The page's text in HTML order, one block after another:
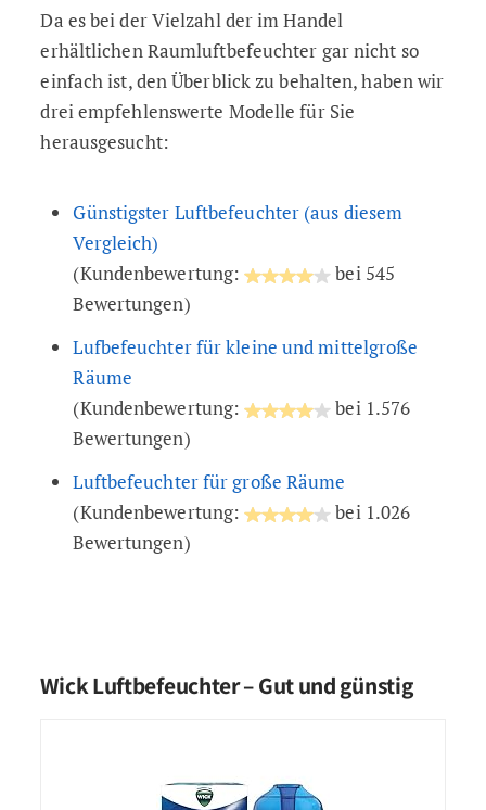
Da es bei der Vielzahl der im Handel
erhältlichen Raumluftbefeuchter gar nicht so
einfach ist, den Überblick zu behalten, haben wir
drei empfehlenswerte Modelle für Sie
herausgesucht:
Günstigster Luftbefeuchter (aus diesem
Vergleich)
(Kundenbewertung:
bei 545
Bewertungen)
Lufbefeuchter für kleine und mittelgroße
Räume
(Kundenbewertung:
bei 1.576
Bewertungen)
Luftbefeuchter für große Räume
(Kundenbewertung:
bei 1.026
Bewertungen)
Wick Luftbefeuchter – Gut und günstig